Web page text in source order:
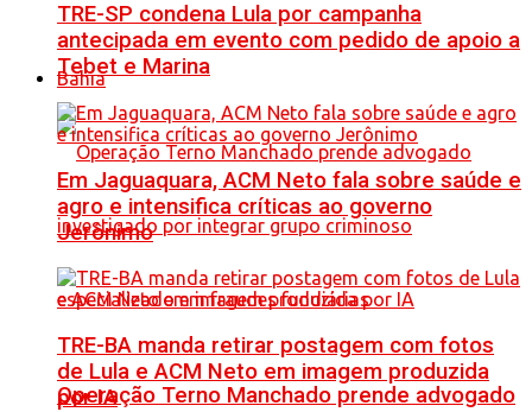
Bahia
Operação Terno Manchado prende advogado
TRE-SP condena Lula por campanha
antecipada em evento com pedido de apoio a
Tebet e Marina
Em Jaguaquara, ACM Neto fala sobre saúde e
agro e intensifica críticas ao governo
Jerônimo
TRE-BA manda retirar postagem com fotos
de Lula e ACM Neto em imagem produzida
por IA